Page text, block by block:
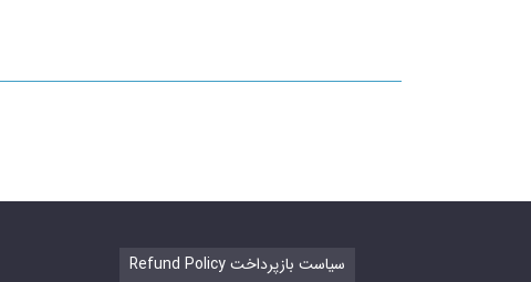
Refund Policy سیاست بازپرداخت